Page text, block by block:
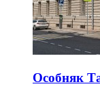
Особняк